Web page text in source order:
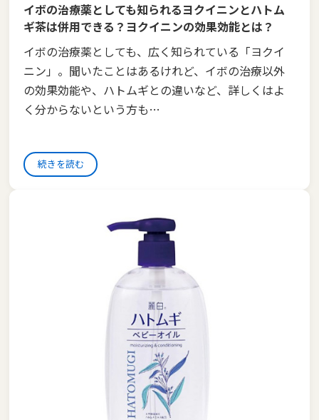
イボの治療薬としても知られるヨクイニンとハトム
ギ茶は併用できる？ヨクイニンの効果効能とは？
イボの治療薬としても、広く知られている「ヨクイ
ニン」。聞いたことはあるけれど、イボの治療以外
の効果効能や、ハトムギとの違いなど、詳しくはよ
く分からないという方も…
続きを読む